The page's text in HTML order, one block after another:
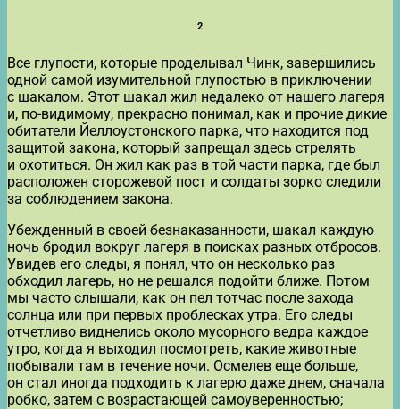
2
Все глупости, которые проделывал Чинк, завершились
одной самой изумительной глупостью в приключении
с шакалом. Этот шакал жил недалеко от нашего лагеря
и, по-видимому, прекрасно понимал, как и прочие дикие
обитатели Йеллоустонского парка, что находится под
защитой закона, который запрещал здесь стрелять
и охотиться. Он жил как раз в той части парка, где был
расположен сторожевой пост и солдаты зорко следили
за соблюдением закона.
Убежденный в своей безнаказанности, шакал каждую
ночь бродил вокруг лагеря в поисках разных отбросов.
Увидев его следы, я понял, что он несколько раз
обходил лагерь, но не решался подойти ближе. Потом
мы часто слышали, как он пел тотчас после захода
солнца или при первых проблесках утра. Его следы
отчетливо виднелись около мусорного ведра каждое
утро, когда я выходил посмотреть, какие животные
побывали там в течение ночи. Осмелев еще больше,
он стал иногда подходить к лагерю даже днем, сначала
робко, затем с возрастающей самоуверенностью;